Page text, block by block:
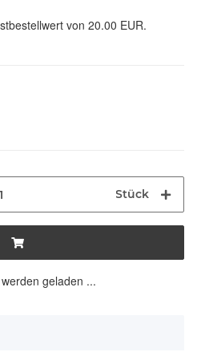
von 20.00 EUR.
Stück
geladen ...